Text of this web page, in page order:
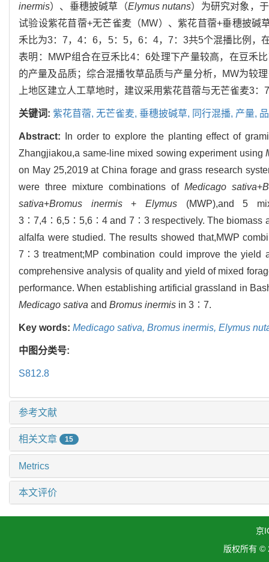
inermis）、垂穗披碱草（Elymus nutans）为研究对象，
试验设紫花苜蓿+无芒雀麦（MW）、紫花苜蓿+垂穗披
禾比为3：7，4：6，5：5，6：4，7：3共5个混播比例，
表明：MWP组合在豆禾比4：6处理下产量较高，在豆禾
的产量及品质；综合混播牧草品质与产量分析，MW为较
上地区建立人工草地时，建议采用紫花苜蓿与无芒雀麦3：
关键词: 紫花苜蓿, 无芒雀麦, 垂穗披碱草, 同行混播, 产量,
Abstract:
In order to explore the planting effect of
Zhangjiakou,a same-line mixed sowing experiment using
on May 25,2019 at China forage and grass research
were three mixture combinations ofMedicago sativa+
sativa+Bromus inermis+Elymus (MWP),and 5
3∶7,4∶6,5∶5,6∶4 and 7∶3 respectively. The biomass
alfalfa were studied. The results showed that,MWP
7∶3 treatment;MP combination could improve the
comprehensive analysis of quality and yield of mixed
performance. When establishing artificial grassland in
Medicago sativa and Bromus inermis in 3∶7.
Key words: Medicago sativa, Bromus inermis, Elymus
中图分类号:
S812.8
参考文献
相关文章 15
Metrics
本文评价
京
版权所有 ©